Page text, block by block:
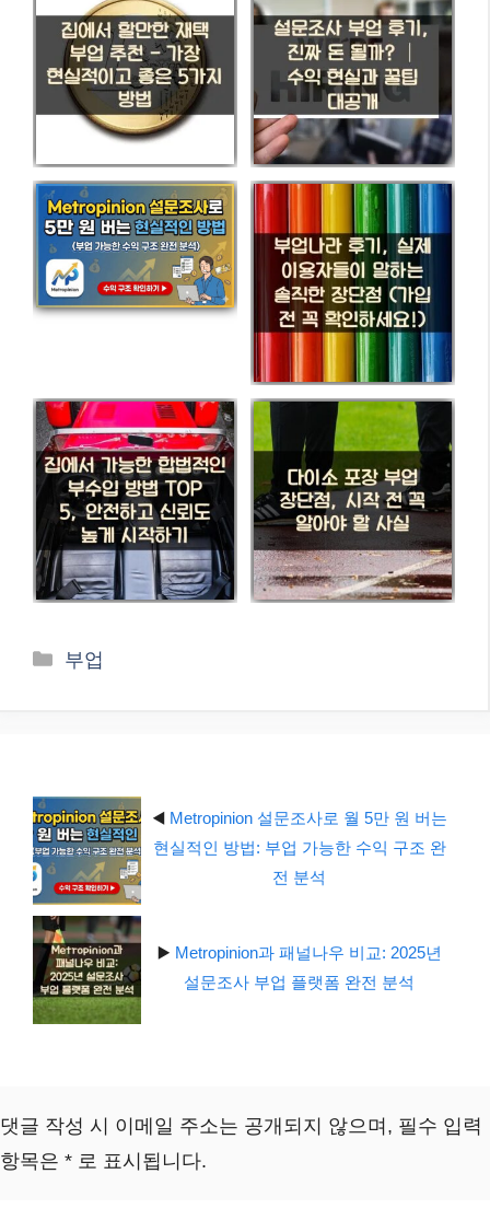
카
부업
◀️ Metropinion 설문조사로 월 5만 원 버는
현실적인 방법: 부업 가능한 수익 구조 완
전 분석
▶️ Metropinion과 패널나우 비교: 2025년
설문조사 부업 플랫폼 완전 분석
댓글 작성 시 이메일 주소는 공개되지 않으며, 필수 입력
항목은 * 로 표시됩니다.